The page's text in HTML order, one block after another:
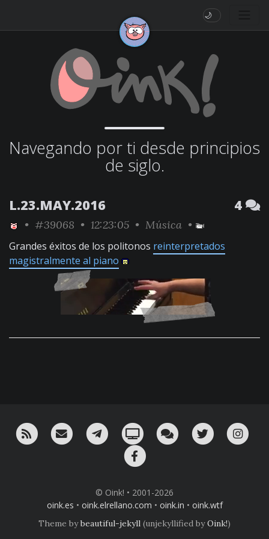
🌙
Navegando por ti desde principios
de siglo.
L.23.MAY.2016 4
• #39068 • 12:23:05 • Música •
Grandes éxitos de los politonos reinterpretados
magistralmente al piano
RSS ¡Mándame un email!¡Nuestro canal en Telegram!
Oink! TV Charla con nosotros
Twitter
© Oink! • 2001-2026
oink.es • oink.elrellano.com • oink.in • oink.wtf
Theme bybeautiful-jekyll (unjekyllified byOink!)